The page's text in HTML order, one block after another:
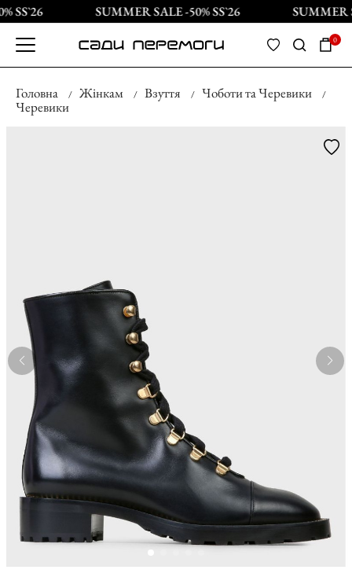
SS`26 SUMMER SALE -50% SS`26 SUMMER
0
Головна Жінкам Взуття
Чоботи та Черевики
Черевики